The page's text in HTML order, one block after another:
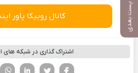
پست بعدی کانال روبیکا پاور
اشتراک گذاری در شبکه های
تویتر
فیسوک